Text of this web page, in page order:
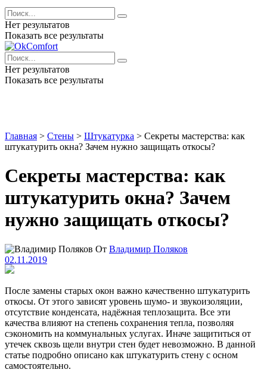
Нет результатов
Показать все результаты
Нет результатов
Показать все результаты
Главная > Стены > Штукатурка > Секреты мастерства: как
штукатурить окна? Зачем нужно защищать откосы?
Секреты мастерства: как
штукатурить окна? Зачем
нужно защищать откосы?
От Владимир Поляков
02.11.2019
После замены старых окон важно качественно штукатурить
откосы. От этого зависят уровень шумо- и звукоизоляции,
отсутствие конденсата, надёжная теплозащита. Все эти
качества влияют на степень сохранения тепла, позволяя
сэкономить на коммунальных услугах. Иначе защититься от
утечек сквозь щели внутри стен будет невозможно. В данной
статье подробно описано как штукатурить стену с осном
самостоятельно.